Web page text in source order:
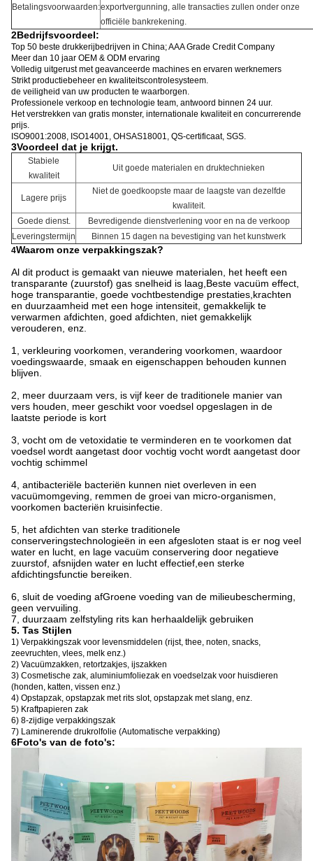
Betalingsvoorwaarden:exportvergunning, alle transacties zullen onder onze
officiële bankrekening.
2Bedrijfsvoordeel:
Top 50 beste drukkerijbedrijven in China; AAA Grade Credit Company
Meer dan 10 jaar OEM & ODM ervaring
Volledig uitgerust met geavanceerde machines en ervaren werknemers
Strikt productiebeheer en kwaliteitscontrolesysteem.
de veiligheid van uw producten te waarborgen.
Professionele verkoop en technologie team, antwoord binnen 24 uur.
Het verstrekken van gratis monster, internationale kwaliteit en concurrerende
prijs.
ISO9001:2008, ISO14001, OHSAS18001, QS-certificaat, SGS.
3Voordeel dat je krijgt.
Stabiele
kwaliteit
Uit goede materialen en druktechnieken
Lagere prijs
Niet de goedkoopste maar de laagste van dezelfde
kwaliteit.
Goede dienst.
Bevredigende dienstverlening voor en na de verkoop
Leveringstermijn
Binnen 15 dagen na bevestiging van het kunstwerk
4Waarom onze verpakkingszak?
Al dit product is gemaakt van nieuwe materialen, het heeft een
transparante (zuurstof) gas snelheid is laag,Beste vacuüm effect,
hoge transparantie, goede vochtbestendige prestaties,krachten
en duurzaamheid met een hoge intensiteit, gemakkelijk te
verwarmen afdichten, goed afdichten, niet gemakkelijk
verouderen, enz.
1, verkleuring voorkomen, verandering voorkomen, waardoor
voedingswaarde, smaak en eigenschappen behouden kunnen
blijven.
2, meer duurzaam vers, is vijf keer de traditionele manier van
vers houden, meer geschikt voor voedsel opgeslagen in de
laatste periode is kort
3, vocht om de vetoxidatie te verminderen en te voorkomen dat
voedsel wordt aangetast door vochtig vocht wordt aangetast door
vochtig schimmel
4, antibacteriële bacteriën kunnen niet overleven in een
vacuümomgeving, remmen de groei van micro-organismen,
voorkomen bacteriën kruisinfectie.
5, het afdichten van sterke traditionele
conserveringstechnologieën in een afgesloten staat is er nog veel
water en lucht, en lage vacuüm conservering door negatieve
zuurstof, afsnijden water en lucht effectief,een sterke
afdichtingsfunctie bereiken.
6, sluit de voeding afGroene voeding van de milieubescherming,
geen vervuiling.
7, duurzaam zelfstyling rits kan herhaaldelijk gebruiken
5. Tas Stijlen
1) Verpakkingszak voor levensmiddelen (rijst, thee, noten, snacks,
zeevruchten, vlees, melk enz.)
2) Vacuümzakken, retortzakjes, ijszakken
3) Cosmetische zak, aluminiumfoliezak en voedselzak voor huisdieren
(honden, katten, vissen enz.)
4) Opstapzak, opstapzak met rits slot, opstapzak met slang, enz.
5) Kraftpapieren zak
6) 8-zijdige verpakkingszak
7) Laminerende drukrolfolie (Automatische verpakking)
6Foto's van de foto's: